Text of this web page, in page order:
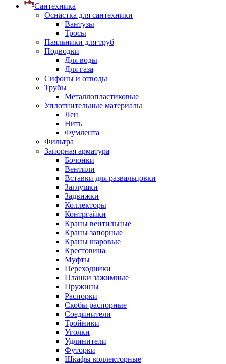
Сантехника
Оснастка для сантехники
Вантузы
Тросы
Паяльники для труб
Подводки
Для воды
Для газа
Сифоны и отводы
Трубы
Металлопластиковые
Уплотнительные материалы
Лен
Нить
Фумлента
Фильтра
Запорная арматура
Бочонки
Вентили
Вставки для развальцовки
Заглушки
Задвижки
Коллекторы
Контргайки
Краны вентильные
Краны запорные
Краны шаровые
Крестовина
Муфты
Переходники
Планки зажимные
Пружины
Распорки
Скобы распорные
Соединители
Тройники
Уголки
Удлинители
Футорки
Шкафы коллекторные